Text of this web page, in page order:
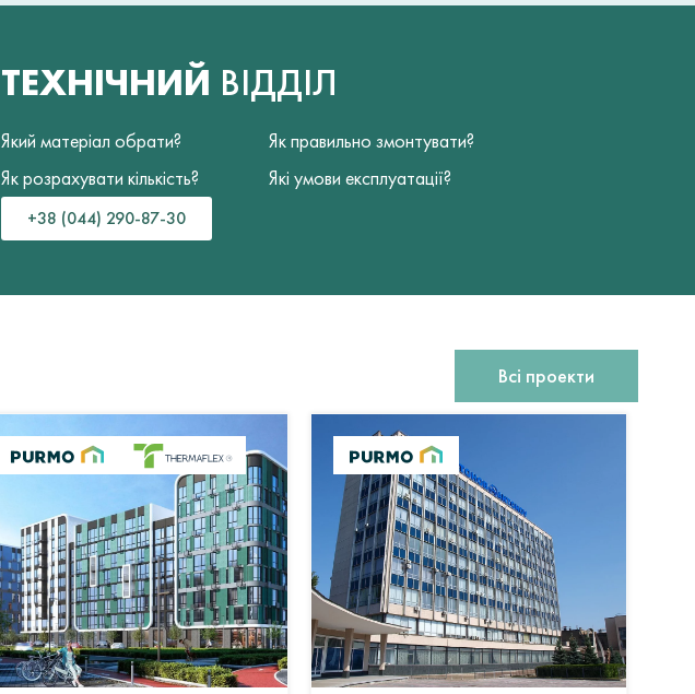
ТЕХНІЧНИЙ ВІДДІЛ
Який матеріал обрати?
Як розрахувати кількість?
Як правильно змонтувати?
Які умови експлуатації?
+38 (044) 290-87-30
Всі проекти